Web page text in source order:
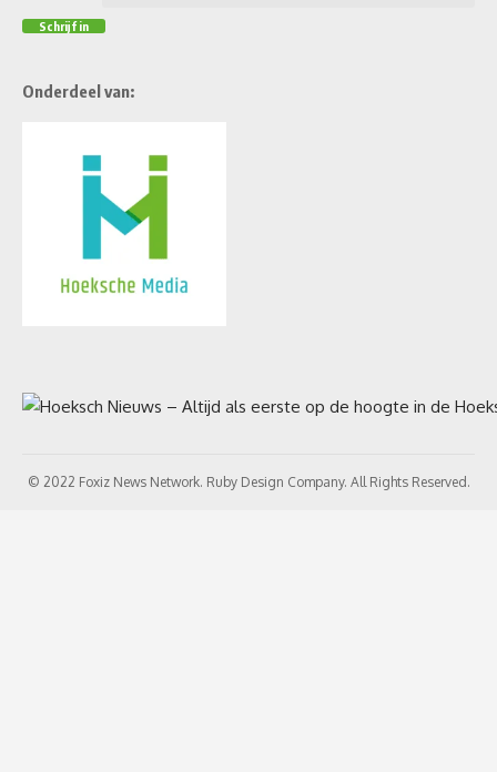
Onderdeel van:
© 2022 Foxiz News Network. Ruby Design Company. All Rights Reserved.